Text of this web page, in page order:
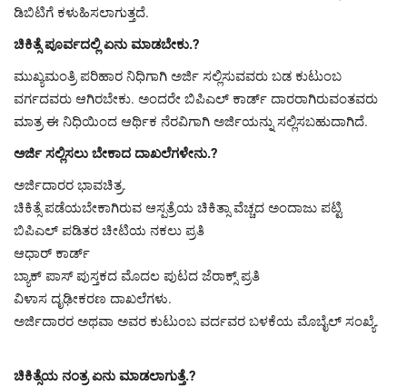
ಡಿಬಿಟಿಗೆ ಕಳುಹಿಸಲಾಗುತ್ತದೆ.
ಚಿಕಿತ್ಸೆ ಪೂರ್ವದಲ್ಲಿ ಏನು ಮಾಡಬೇಕು.?
ಮುಖ್ಯಮಂತ್ರಿ ಪರಿಹಾರ ನಿಧಿಗಾಗಿ ಅರ್ಜಿ ಸಲ್ಲಿಸುವವರು ಬಡ ಕುಟುಂಬ
ವರ್ಗದವರು ಆಗಿರಬೇಕು. ಅಂದರೇ ಬಿಪಿಎಲ್ ಕಾರ್ಡ್ ದಾರರಾಗಿರುವಂತವರು
ಮಾತ್ರ ಈ ನಿಧಿಯಿಂದ ಆರ್ಥಿಕ ನೆರವಿಗಾಗಿ ಅರ್ಜಿಯನ್ನು ಸಲ್ಲಿಸಬಹುದಾಗಿದೆ.
ಅರ್ಜಿ ಸಲ್ಲಿಸಲು ಬೇಕಾದ ದಾಖಲೆಗಳೇನು.?
ಅರ್ಜಿದಾರರ ಭಾವಚಿತ್ರ.
ಚಿಕಿತ್ಸೆ ಪಡೆಯಬೇಕಾಗಿರುವ ಆಸ್ಪತ್ರೆಯ ಚಿಕಿತ್ಸಾ ವೆಚ್ಚದ ಅಂದಾಜು ಪಟ್ಟಿ
ಬಿಪಿಎಲ್ ಪಡಿತರ ಚೀಟಿಯ ನಕಲು ಪ್ರತಿ
ಆಧಾರ್ ಕಾರ್ಡ್
ಬ್ಯಾಕ್ ಪಾಸ್ ಪುಸ್ತಕದ ಮೊದಲ ಪುಟದ ಜೆರಾಕ್ಸ್ ಪ್ರತಿ
ವಿಳಾಸ ದೃಢೀಕರಣ ದಾಖಲೆಗಳು.
ಅರ್ಜಿದಾರರ ಅಥವಾ ಅವರ ಕುಟುಂಬ ವರ್ದವರ ಬಳಕೆಯ ಮೊಬೈಲ್ ಸಂಖ್ಯೆ.
ಚಿಕಿತ್ಸೆಯ ನಂತ್ರ ಏನು ಮಾಡಲಾಗುತ್ತೆ.?